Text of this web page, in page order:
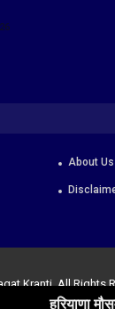
About Us
Kranti. All Rights
मौसम अपडेट: